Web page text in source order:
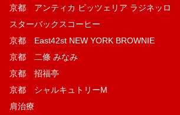
京都 アンティカ ピッツェリア ラジネッロ
スターバックスコーヒー
京都 East42st NEW YORK BROWNIE
京都 二條 みなみ
京都 招福亭
京都 シャルキュトリーM
肩治療